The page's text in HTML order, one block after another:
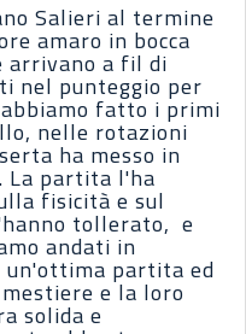
Salieri al termine
amaro in bocca
arrivano a fil di
nel punteggio per
fatto i primi
nelle rotazioni
ha messo in
La partita l'ha
fisicità e sul
tollerato, e
andati in
partita ed
e la loro
solida e